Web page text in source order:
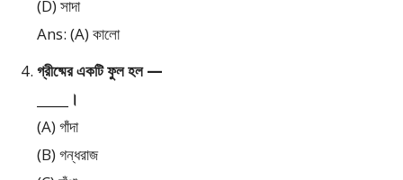
(D) সাদা
Ans: (A) কালো
গ্রীষ্মের একটি ফুল হল —
_____।
(A) গাঁদা
(B) গন্ধরাজ